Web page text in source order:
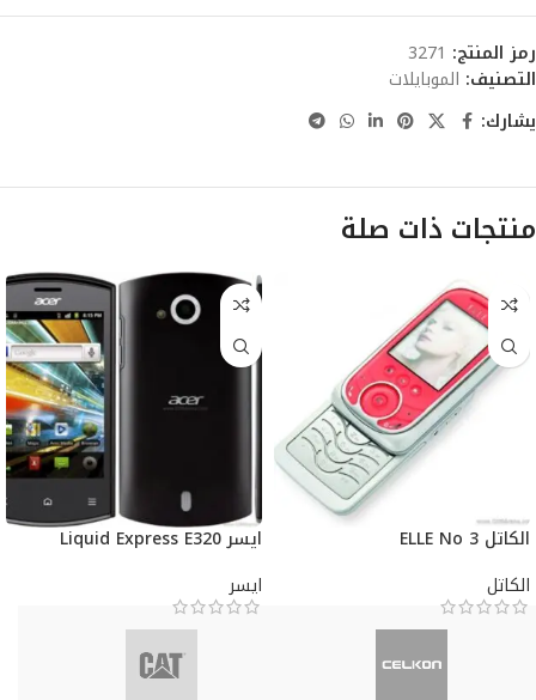
رمز المنتج: 3271
التصنيف: الموبايلات
يشارك:
منتجات ذات صلة
الكاتل ELLE No 3
الكاتل
ايسر Liquid Express E320
ايسر